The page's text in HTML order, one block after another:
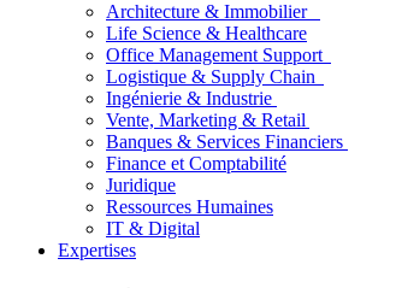
Architecture & Immobilier
Life Science & Healthcare
Office Management Support
Logistique & Supply Chain
Ingénierie & Industrie
Vente, Marketing & Retail
Banques & Services Financiers
Finance et Comptabilité
Juridique
Ressources Humaines
IT & Digital
Expertises